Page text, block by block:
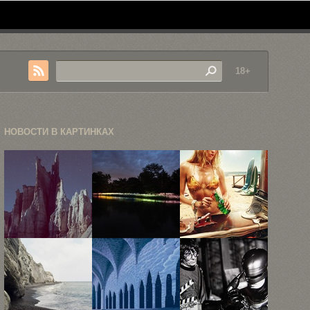
18+
НОВОСТИ В КАРТИНКАХ
Неизведанные
локации в
фотокарточках
Рубена ...
«Поле света»
—
инсталляция
Брюса ...
Рекламная
фотография
Жана Ива
Лемуаня